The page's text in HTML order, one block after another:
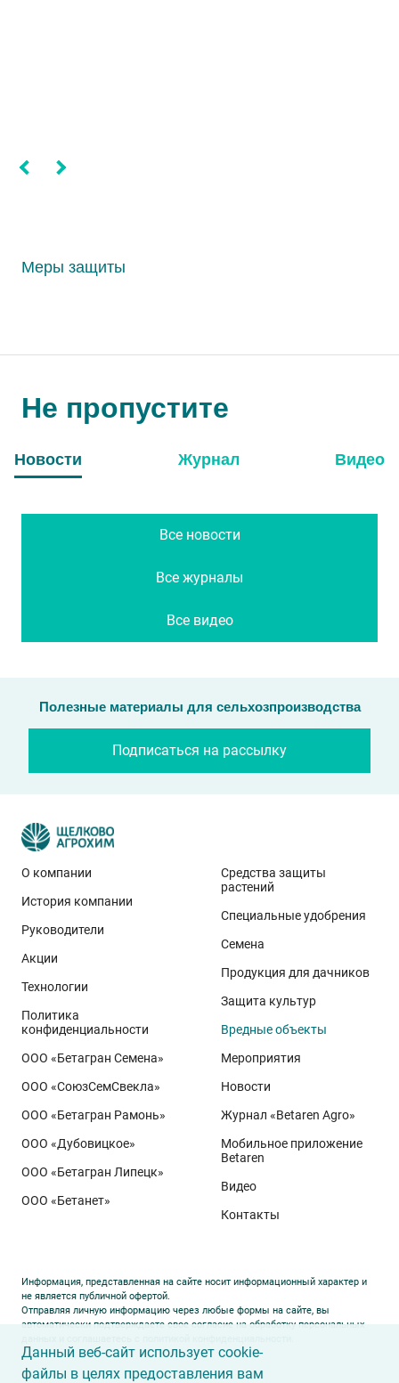
Меры защиты
Не пропустите
Новости Журнал Видео
Все новости
Все журналы
Все видео
Полезные материалы для сельхозпроизводства
Подписаться на рассылку
О компании
История компании
Руководители
Акции
Технологии
Политика
конфиденциальности
ООО «Бетагран Семена»
ООО «СоюзСемСвекла»
ООО «Бетагран Рамонь»
ООО «Дубовицкое»
ООО «Бетагран Липецк»
ООО «Бетанет»
Средства защиты
растений
Специальные удобрения
Семена
Продукция для дачников
Защита культур
Вредные объекты
Мероприятия
Новости
Журнал «Betaren Agro»
Мобильное приложение
Betaren
Видео
Контакты
Информация, представленная на сайте носит информационный характер и
не является публичной офертой.
Отправляя личную информацию через любые формы на сайте, вы
автоматически подтверждаете свое согласие на обработку персональных
Данный веб-сайт использует cookie-
файлы в целях предоставления вам